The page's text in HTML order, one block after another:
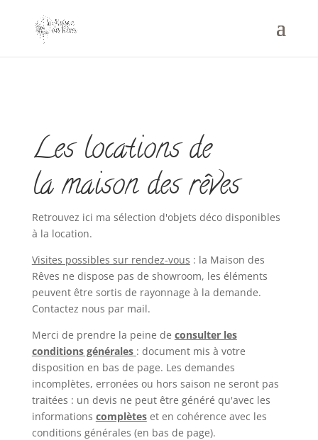
Les locations de
la maison des rêves
Retrouvez ici ma sélection d'objets déco disponibles
à la location.
Visites possibles sur rendez-vous : la Maison des
Rêves ne dispose pas de showroom, les éléments
peuvent être sortis de rayonnage à la demande.
Contactez nous par mail.
Merci de prendre la peine de consulter les
conditions générales : document mis à votre
disposition en bas de page. Les demandes
incomplètes, erronées ou hors saison ne seront pas
traitées : un devis ne peut être généré qu'avec les
informations complètes et en cohérence avec les
conditions générales (en bas de page).